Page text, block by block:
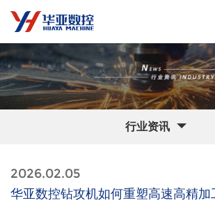
行业资讯
2026.02.05
华亚数控钻攻机如何重塑高速高精加